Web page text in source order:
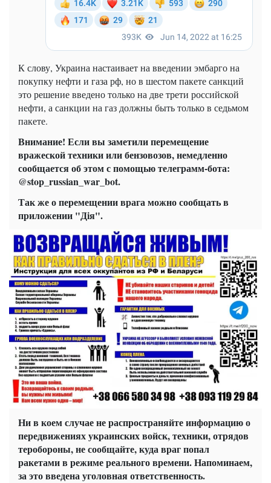
К слову, Украина настаивает на введении эмбарго на
покупку нефти и газа рф, но в шестом пакете санкций
это решение введено только на две трети российской
нефти, а санкции на газ должны быть только в седьмом
пакете.
Внимание! Если вы заметили перемещение
вражеской техники или бензовозов, немедленно
сообщается об этом с помощью телеграмм-бота:
@stop_russian_war_bot.
Так же о перемещении врага можно сообщать в
приложении "Дія".
Ни в коем случае не распространяйте информацию о
передвижениях украинских войск, техники, отрядов
теробороны, не сообщайте, куда враг попал
ракетами в режиме реального времени. Напоминаем,
за это введена уголовная ответственность.